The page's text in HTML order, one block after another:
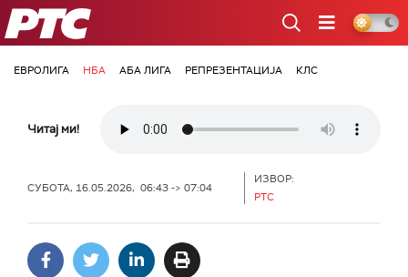
РТС
ЕВРОЛИГА НБА АБА ЛИГА РЕПРЕЗЕНТАЦИЈА КЛС
Читај ми!
СУБОТА, 16.05.2026, 06:43 -> 07:04
ИЗВОР:
РТС